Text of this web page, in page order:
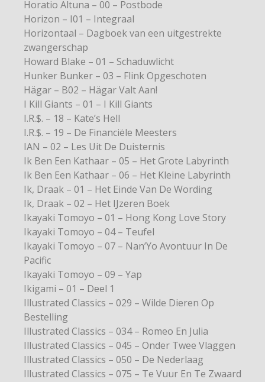
Horatio Altuna – 00 – Postbode
Horizon – I01 – Integraal
Horizontaal – Dagboek van een uitgestrekte
zwangerschap
Howard Blake – 01 – Schaduwlicht
Hunker Bunker – 03 – Flink Opgeschoten
Hägar – B02 – Hägar Valt Aan!
I Kill Giants – 01 – I Kill Giants
I.R.$. – 18 – Kate’s Hell
I.R.$. – 19 – De Financiële Meesters
IAN – 02 – Les Uit De Duisternis
Ik Ben Een Kathaar – 05 – Het Grote Labyrinth
Ik Ben Een Kathaar – 06 – Het Kleine Labyrinth
Ik, Draak – 01 – Het Einde Van De Wording
Ik, Draak – 02 – Het IJzeren Boek
Ikayaki Tomoyo – 01 – Hong Kong Love Story
Ikayaki Tomoyo – 04 – Teufel
Ikayaki Tomoyo – 07 – Nan’Yo Avontuur In De
Pacific
Ikayaki Tomoyo – 09 – Yap
Ikigami – 01 – Deel 1
Illustrated Classics – 029 – Wilde Dieren Op
Bestelling
Illustrated Classics – 034 – Romeo En Julia
Illustrated Classics – 045 – Onder Twee Vlaggen
Illustrated Classics – 050 – De Nederlaag
Illustrated Classics – 075 – Te Vuur En Te Zwaard